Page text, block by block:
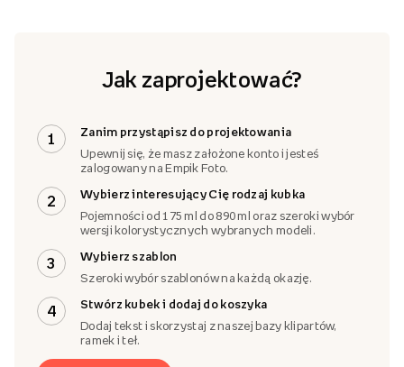
Jak zaprojektować?
1
Zanim przystąpisz do projektowania
Upewnij się, że masz założone konto i jesteś
zalogowany na Empik Foto.
2
Wybierz interesujący Cię rodzaj kubka
Pojemności od 175 ml do 890 ml oraz szeroki wybór
wersji kolorystycznych wybranych modeli.
3
Wybierz szablon
Szeroki wybór szablonów na każdą okazję.
4
Stwórz kubek i dodaj do koszyka
Dodaj tekst i skorzystaj z naszej bazy klipartów,
ramek i teł.